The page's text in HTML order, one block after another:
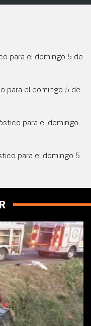
para el domingo 5 de
para el domingo 5 de
para el domingo
para el domingo 5